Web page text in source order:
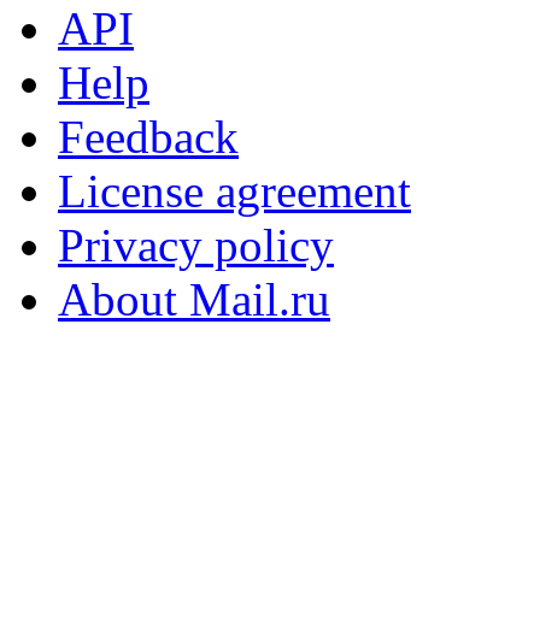
API
Help
Feedback
License agreement
Privacy policy
About Mail.ru